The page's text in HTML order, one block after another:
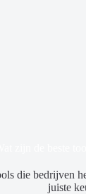
die bedrijven
juiste